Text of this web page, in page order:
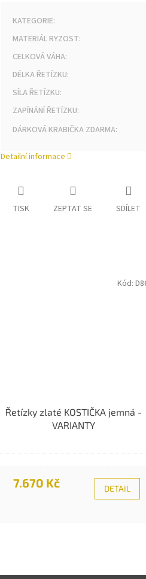
KATEGORIE:
MATERIÁL RYZOST:
CELKOVÁ VÁHA:
DÉLKA ŘETÍZKU:
SÍLA ŘETÍZKU:
ZAPÍNÁNÍ ŘETÍZKU:
DÁRKOVÁ KRABIČKA ZDARMA:
Detailní informace
TISK ZEPTAT SE SDÍLET
Řetízky zlaté KOSTIČKA jemná -
VARIANTY
7.670 Kč DETAIL
Kód: